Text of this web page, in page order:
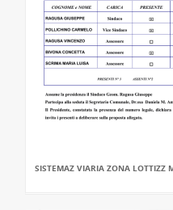
SISTEMAZ VIARIA ZONA LOTTIZZ